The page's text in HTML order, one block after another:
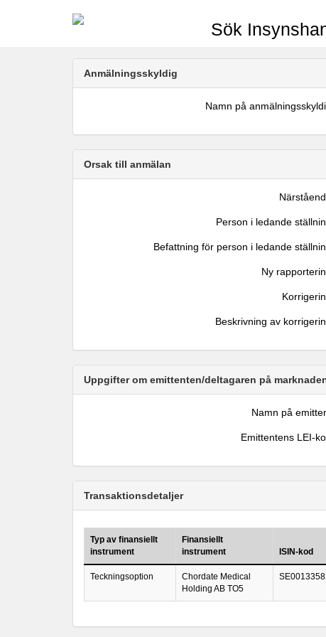
Sök
Anmälningsskyldig
Namn på
Orsak till anmälan
Person i ledande
Befattning för person i ledande
Ny
Beskrivning av
Uppgifter om emittenten/deltagaren på
Namn på
Emittentens LEI-
Transaktionsdetaljer
Typ av finansiellt
instrument
Finansiellt
instrument
ISIN-kod
Teckningsoption
Chordate Medical
Holding AB TO5